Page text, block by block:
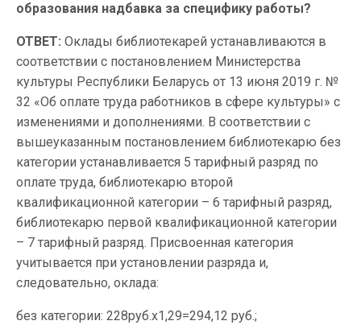
образования надбавка за специфику работы?
ОТВЕТ: Оклады библиотекарей устанавливаются в
соответствии с постановлением Министерства
культуры Республики Беларусь от 13 июня 2019 г. №
32 «Об оплате труда работников в сфере культуры» с
изменениями и дополнениями. В соответствии с
вышеуказанным постановлением библиотекарю без
категории устанавливается 5 тарифный разряд по
оплате труда, библиотекарю второй
квалификационной категории – 6 тарифный разряд,
библиотекарю первой квалификационной категории
– 7 тарифный разряд. Присвоенная категория
учитывается при установлении разряда и,
следовательно, оклада:
без категории: 228руб.х1,29=294,12 руб.;